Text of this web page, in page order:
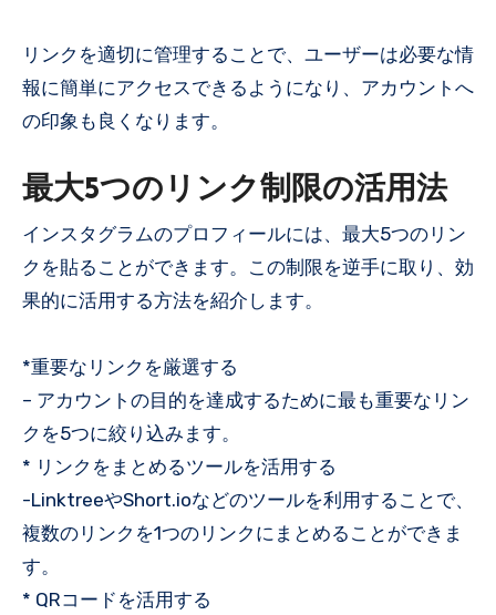
リンクを適切に管理することで、ユーザーは必要な情
報に簡単にアクセスできるようになり、アカウントへ
の印象も良くなります。
最大5つのリンク制限の活用法
インスタグラムのプロフィールには、最大5つのリン
クを貼ることができます。この制限を逆手に取り、効
果的に活用する方法を紹介します。
*重要なリンクを厳選する
– アカウントの目的を達成するために最も重要なリン
クを5つに絞り込みます。
* リンクをまとめるツールを活用する
-LinktreeやShort.ioなどのツールを利用することで、
複数のリンクを1つのリンクにまとめることができま
す。
* QRコードを活用する